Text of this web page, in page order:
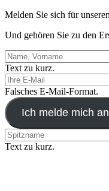
Melden Sie sich für
Und gehören Sie zu den
Text zu kurz.
Falsches E-Mail-Format.
Ich melde mich an
Text zu kurz.